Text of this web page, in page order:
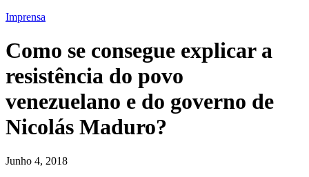
Imprensa
Como se consegue explicar a
resistência do povo
venezuelano e do governo de
Nicolás Maduro?
Junho 4, 2018